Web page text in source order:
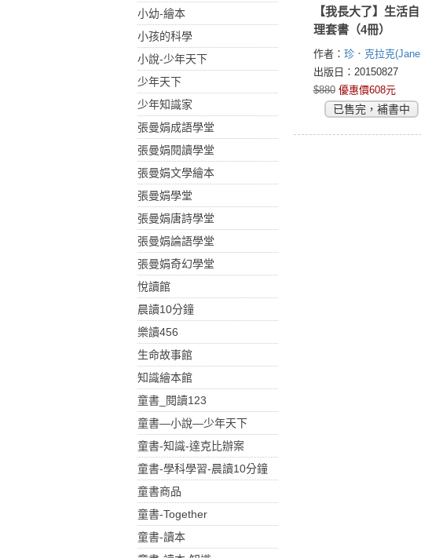
小幼-繪本
小孩的科學
小說-少年天下
少年天下
少年知識家
張曼娟成語學堂
張曼娟閱讀學堂
張曼娟文學繪本
張曼娟學堂
張曼娟唐詩學堂
張曼娟論語學堂
張曼娟奇幻學堂
悅讀館
晨讀10分鐘
樂讀456
生命故事館
知識繪本館
童書_閱讀123
童書—小說—少年天下
童書-知識-達克比辦案
童書-學科學習-晨讀10分鐘
童書商品
童書-Together
童書-讀本
【我長大了】生活自
理套書（4冊）
作者： 珍．克拉克(Jane
Clarke)
出版日：20150827
$880 優惠價608元
已售完，補書中